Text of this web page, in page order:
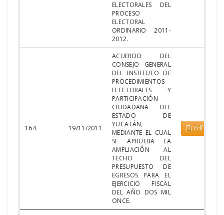
ELECTORALES DEL
PROCESO
ELECTORAL
ORDINARIO 2011-
2012.
164 19/11/2011
ACUERDO DEL
CONSEJO GENERAL
DEL INSTITUTO DE
PROCEDIMIENTOS
ELECTORALES Y
PARTICIPACIÓN
CIUDADANA DEL
ESTADO DE
YUCATÁN,
MEDIANTE EL CUAL
SE APRUEBA LA
AMPLIACIÓN AL
TECHO DEL
PRESUPUESTO DE
EGRESOS PARA EL
EJERCICIO FISCAL
DEL AÑO DOS MIL
ONCE.
Pdf